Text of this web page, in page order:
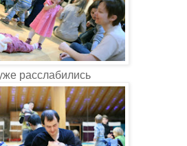
расслабились